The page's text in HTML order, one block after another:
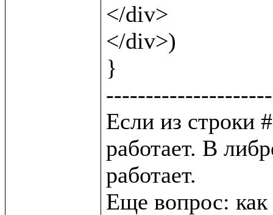
</div>
</div>)
}
Если из строки
работает. В
работает.
Еще вопрос: как